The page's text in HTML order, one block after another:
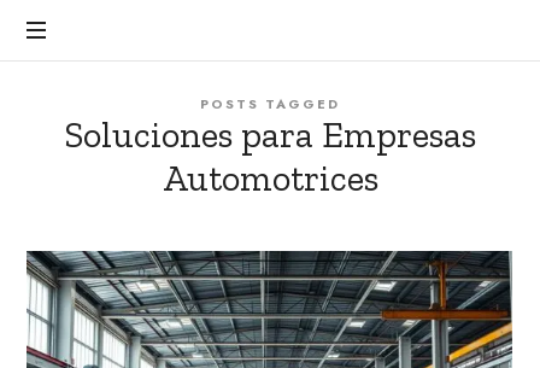
POSTS TAGGED
Soluciones para Empresas
Automotrices